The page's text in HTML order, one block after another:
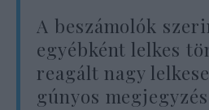
A beszámolók
egyébként lelkes
reagált nagy
gúnyos